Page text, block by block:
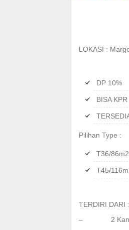
LOKASI :
DP 10%
BISA KPR
Pilihan Type :
T36/
T45/
TERDIRI DARI :
– 2